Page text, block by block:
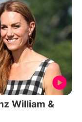
William &